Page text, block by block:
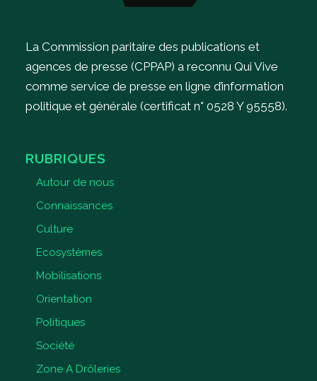
La Commission paritaire des publications et
agences de presse (CPPAP) a reconnu Qui Vive
comme service de presse en ligne d’information
politique et générale (certificat n° 0528 Y 95558).
RUBRIQUES
Autour de nous
Connaissances
Culture
Ecosystèmes
Mobilisations
Orientation
Politiques
Société
Zone A Drôleries